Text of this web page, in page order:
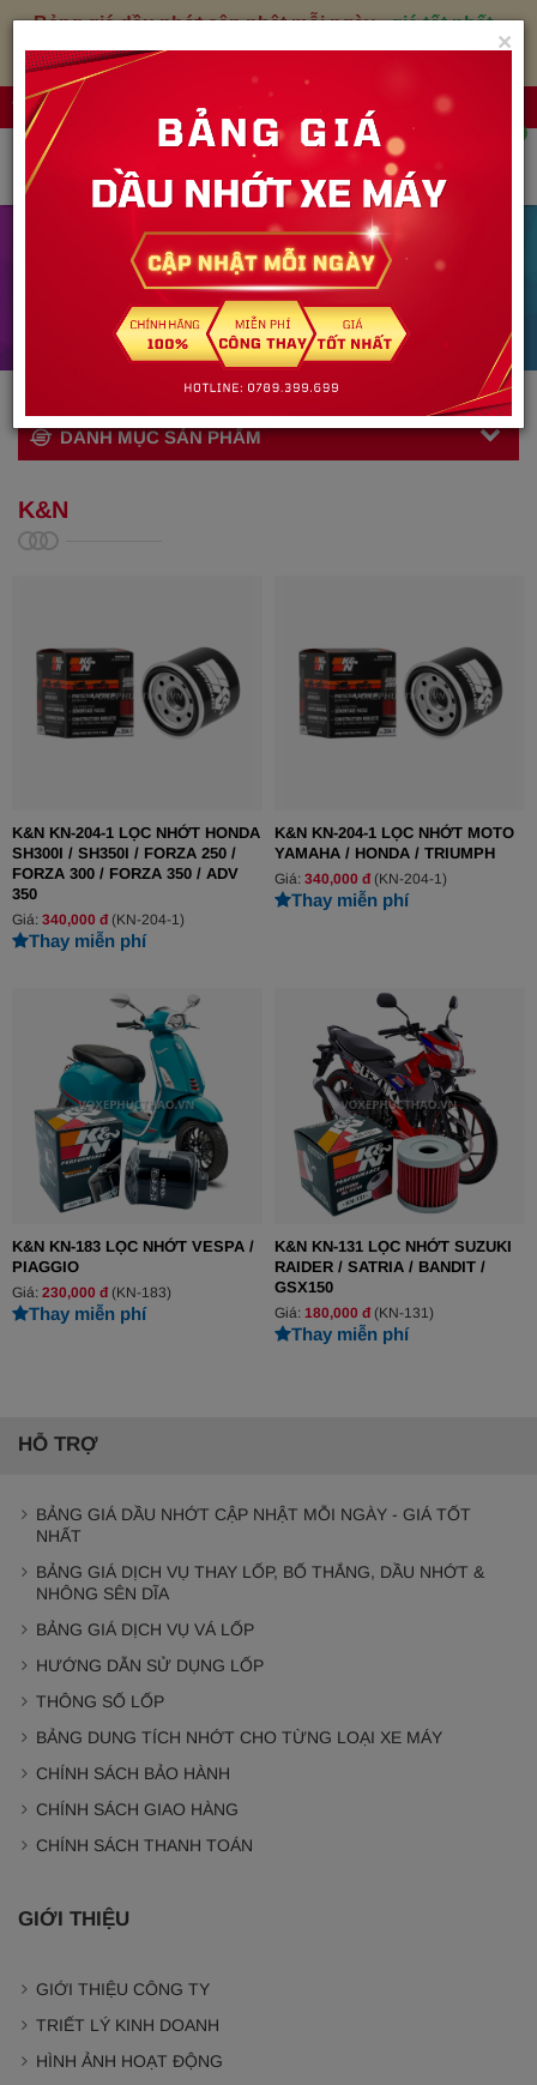
Bảng giá dầu nhớt cập nhật mỗi ngày- giá tốt nhất -
xem ngay
VỎ XE PHÚC THẢO
Trang chủ Sản phẩm LỌC NHỚT K&N
DANH MỤC SẢN PHẨM
K&N
K&N KN-204-1 LỌC NHỚT HONDA
SH300I / SH350I / FORZA 250 /
FORZA 300 / FORZA 350 / ADV
350
Giá: 340,000 đ(KN-204-1)
Thay miễn phí
K&N KN-204-1 LỌC NHỚT MOTO
YAMAHA / HONDA / TRIUMPH
Giá: 340,000 đ(KN-204-1)
Thay miễn phí
K&N KN-183 LỌC NHỚT VESPA /
PIAGGIO
Giá: 230,000 đ(KN-183)
Thay miễn phí
K&N KN-131 LỌC NHỚT SUZUKI
RAIDER / SATRIA / BANDIT /
GSX150
Giá: 180,000 đ(KN-131)
Thay miễn phí
HỖ TRỢ
BẢNG GIÁ DẦU NHỚT CẬP NHẬT MỖI NGÀY - GIÁ TỐT
NHẤT
BẢNG GIÁ DỊCH VỤ THAY LỐP, BỐ THẮNG, DẦU NHỚT &
NHÔNG SÊN DĨA
BẢNG GIÁ DỊCH VỤ VÁ LỐP
HƯỚNG DẪN SỬ DỤNG LỐP
THÔNG SỐ LỐP
BẢNG DUNG TÍCH NHỚT CHO TỪNG LOẠI XE MÁY
CHÍNH SÁCH BẢO HÀNH
CHÍNH SÁCH GIAO HÀNG
CHÍNH SÁCH THANH TOÁN
GIỚI THIỆU
GIỚI THIỆU CÔNG TY
TRIẾT LÝ KINH DOANH
HÌNH ẢNH HOẠT ĐỘNG
×